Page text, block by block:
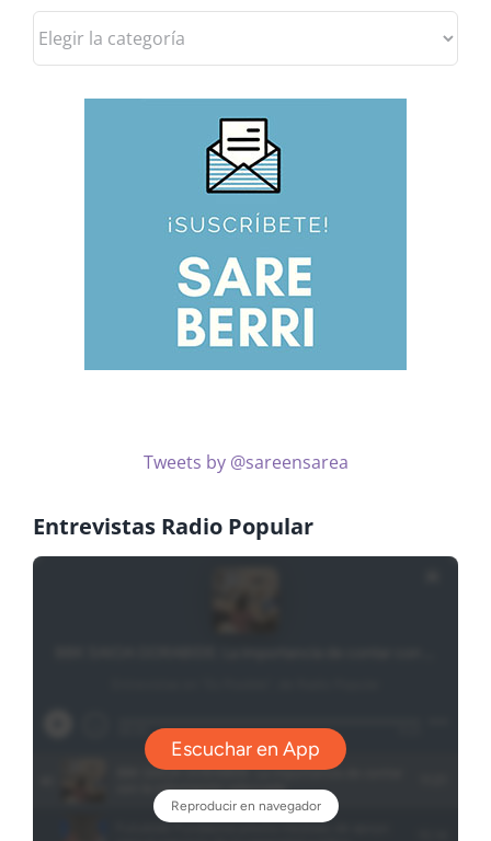
las
Tweets by @sareensarea
Entrevistas Radio Popular